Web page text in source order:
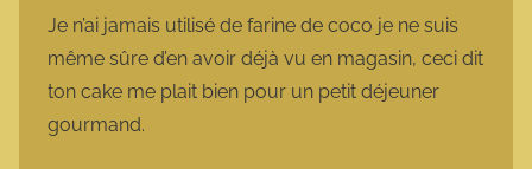
Je n’ai jamais utilisé de farine de coco je ne suis
même sûre d’en avoir déjà vu en magasin, ceci dit
ton cake me plait bien pour un petit déjeuner
gourmand.